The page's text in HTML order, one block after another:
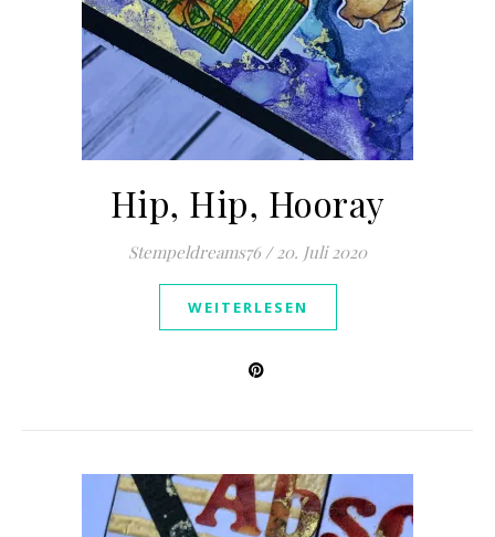
Hip, Hip, Hooray
Stempeldreams76 / 20. Juli 2020
WEITERLESEN